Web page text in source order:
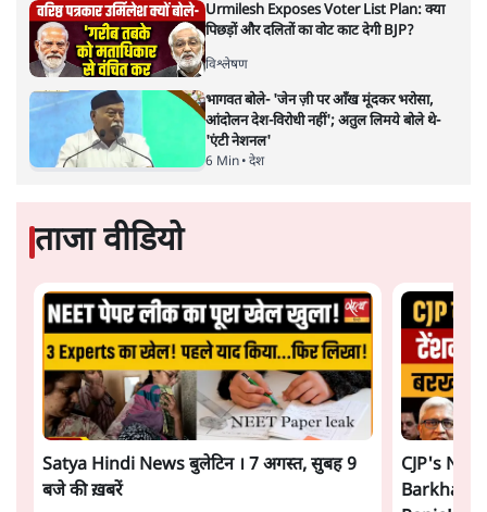
Urmilesh Exposes Voter List Plan: क्या
पिछड़ों और दलितों का वोट काट देगी BJP?
विश्लेषण
भागवत बोले- 'जेन ज़ी पर आँख मूंदकर भरोसा,
आंदोलन देश-विरोधी नहीं'; अतुल लिमये बोले थे-
'एंटी नेशनल'
6 Min• देश
ताजा वीडियो
Satya Hindi News बुलेटिन । 7 अगस्त, सुबह 9
बजे की ख़बरें
CJP's
Barkha